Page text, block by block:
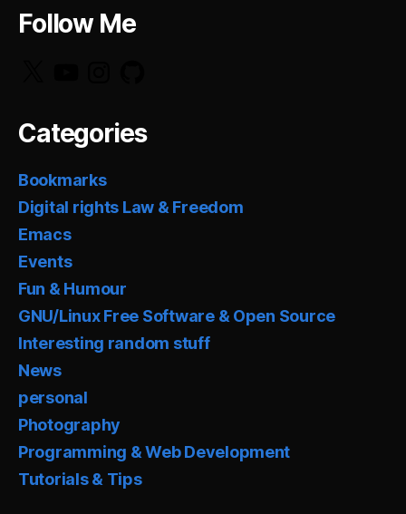
Follow Me
Categories
Bookmarks
Digital rights Law & Freedom
Emacs
Events
Fun & Humour
GNU/Linux Free Software & Open Source
Interesting random stuff
News
personal
Photography
Programming & Web Development
Tutorials & Tips